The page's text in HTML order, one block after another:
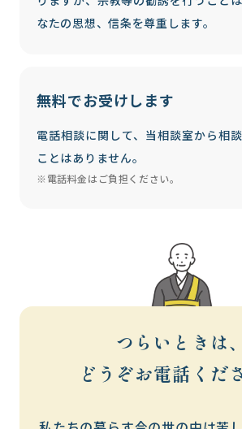
なたの思想、信条を尊重します。
無料でお受けします
電話相談に関して、当相談室から相
ことはありません。
※電話料金はご負担ください。
つらいときは、
どうぞお電話くだ